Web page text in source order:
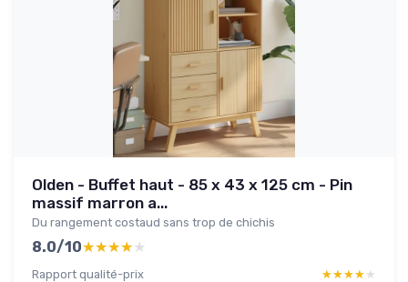
Olden - Buffet haut - 85 x 43 x 125 cm - Pin
massif marron a...
Du rangement costaud sans trop de chichis
8.0/10★★★★★
★★★★★
Rapport qualité-prix ★★★★★
★★★★★